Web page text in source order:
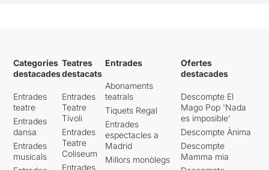
Categories
destacades
Entrades
teatre
Entrades
dansa
Entrades
musicals
Teatres
destacats
Entrades
Teatre
Tívoli
Entrades
Teatre
Coliseum
Entrades
Entrades
Abonaments
teatrals
Tiquets Regal
Entrades
espectacles a
Madrid
Millors monòlegs
Ofertes
destacades
Descompte El
Mago Pop 'Nada
es imposible'
Descompte Ànima
Descompte
Mamma mia